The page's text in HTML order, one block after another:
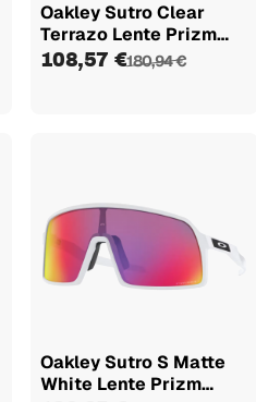
Oakley Sutro Clear
Terrazo Lente Prizm
Black...
108,57 €180,94 €
Oakley Sutro S Matte
White Lente Prizm